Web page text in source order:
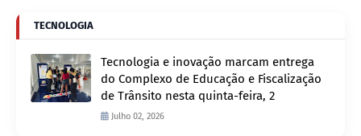
TECNOLOGIA
Tecnologia e inovação marcam entrega
do Complexo de Educação e Fiscalização
de Trânsito nesta quinta-feira, 2
Julho 02, 2026